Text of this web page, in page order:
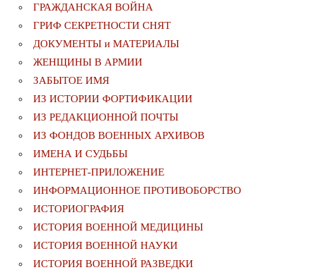
ГРАЖДАНСКАЯ ВОЙНА
ГРИФ СЕКРЕТНОСТИ СНЯТ
ДОКУМЕНТЫ и МАТЕРИАЛЫ
ЖЕНЩИНЫ В АРМИИ
ЗАБЫТОЕ ИМЯ
ИЗ ИСТОРИИ ФОРТИФИКАЦИИ
ИЗ РЕДАКЦИОННОЙ ПОЧТЫ
ИЗ ФОНДОВ ВОЕННЫХ АРХИВОВ
ИМЕНА И СУДЬБЫ
ИНТЕРНЕТ-ПРИЛОЖЕНИЕ
ИНФОРМАЦИОННОЕ ПРОТИВОБОРСТВО
ИСТОРИОГРАФИЯ
ИСТОРИЯ ВОЕННОЙ МЕДИЦИНЫ
ИСТОРИЯ ВОЕННОЙ НАУКИ
ИСТОРИЯ ВОЕННОЙ РАЗВЕДКИ